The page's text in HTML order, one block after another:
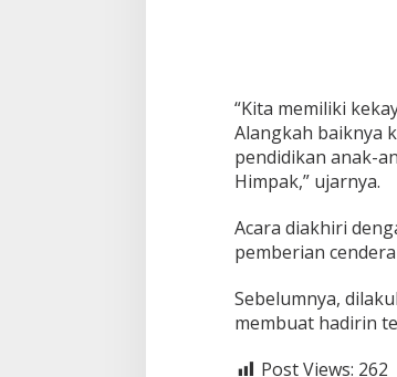
“Kita memiliki
Alangkah baiknya
pendidikan anak-
Himpak,” ujarnya.
Acara diakhiri
pemberian
Sebelumnya,
membuat hadirin
Post Views: 262